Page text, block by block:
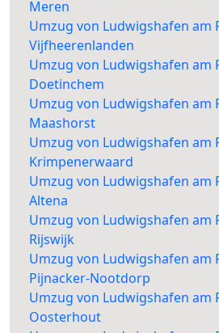
Meren
Umzug von Ludwigshafen am
Vijfheerenlanden
Umzug von Ludwigshafen am
Doetinchem
Umzug von Ludwigshafen am
Maashorst
Umzug von Ludwigshafen am
Krimpenerwaard
Umzug von Ludwigshafen am
Altena
Umzug von Ludwigshafen am
Rijswijk
Umzug von Ludwigshafen am
Pijnacker-Nootdorp
Umzug von Ludwigshafen am
Oosterhout